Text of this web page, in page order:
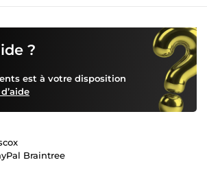
?
est à votre disposition
Braintree